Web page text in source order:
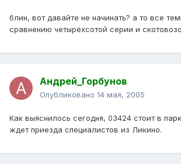
блин, вот давайте не начинать? а то все
сравнению четырёхсотой серии и
Андрей_Горбунов
Опубликовано 14 мая, 2005
Как выяснилось сегодня, 03424 стоит в
ждет приезда специалистов из Ликино.